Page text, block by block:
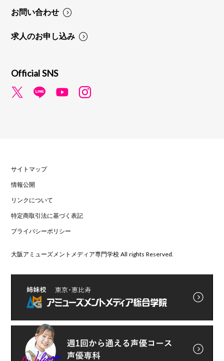
お問い合わせ
求人のお申し込み
Official SNS
サイトマップ
情報公開
リンクについて
特定商取引法に基づく表記
プライバシーポリシー
大阪アミューズメントメディア専門学校 All rights Reserved.